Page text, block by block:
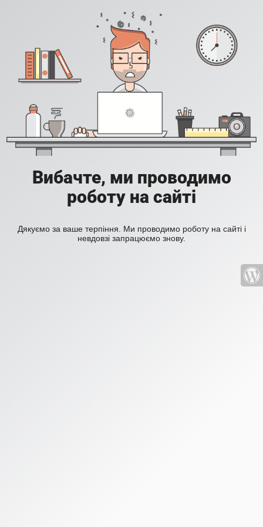
Вибачте, ми проводимо
роботу на сайті
Дякуємо за ваше терпіння. Ми проводимо роботу на сайті і
невдовзі запрацюємо знову.